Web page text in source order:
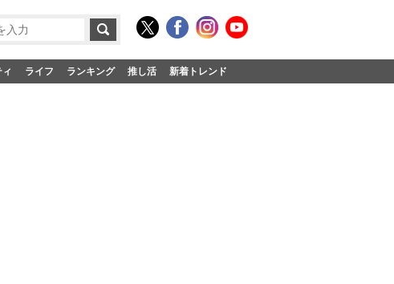
ライフ ランキング 推し活 新着トレンド